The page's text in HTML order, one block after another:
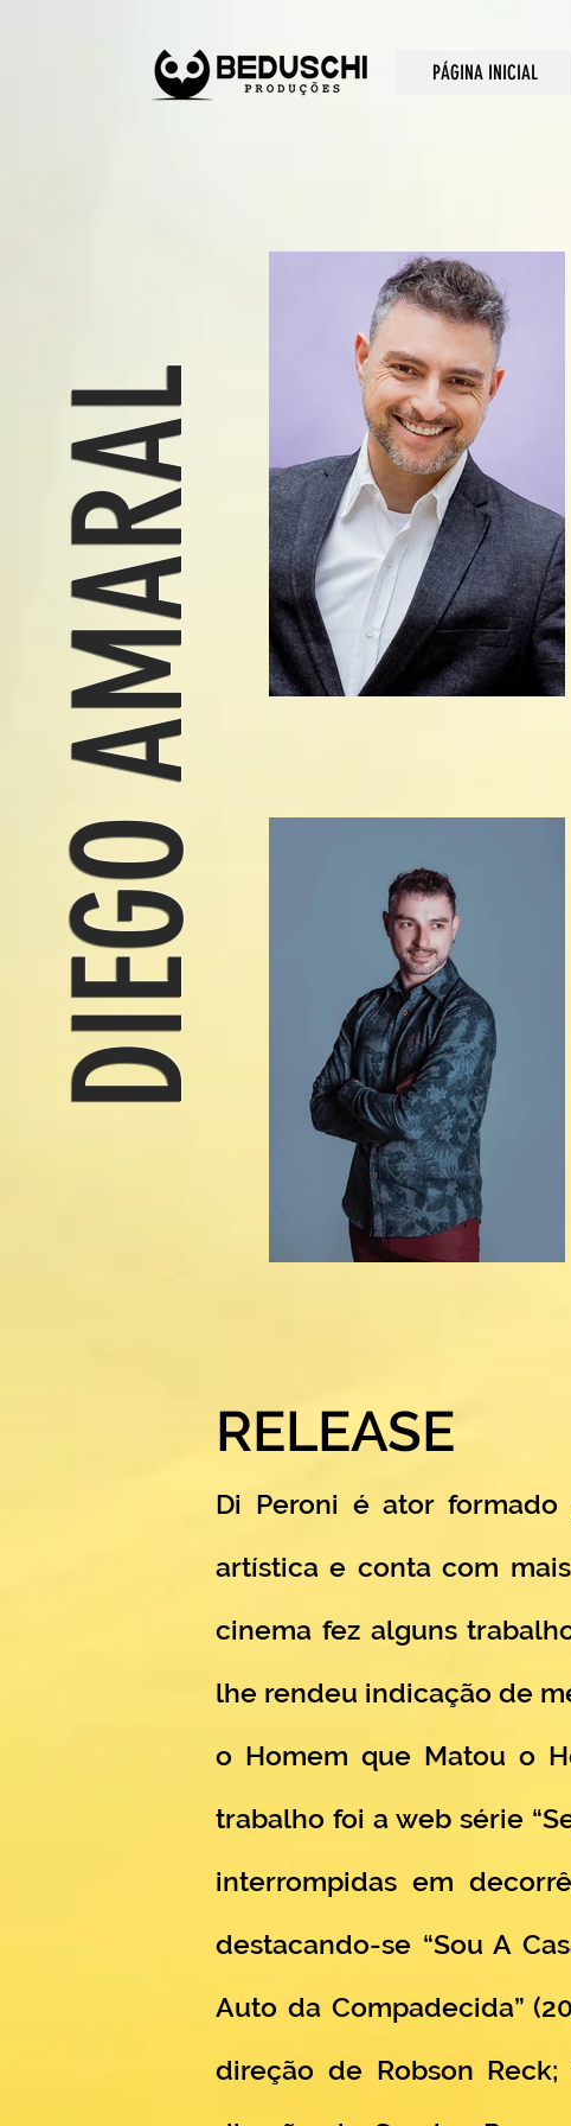
PÁGINA INICIAL
DIEGO AMARAL
RELEASE
Di Peroni é ator formado
artística e conta com
cinema fez alguns
lhe rendeu indicação de
o Homem que Matou o
trabalho foi a web série
interrompidas em
destacando-se “Sou A
Auto da Compadecida”
direção de Robson